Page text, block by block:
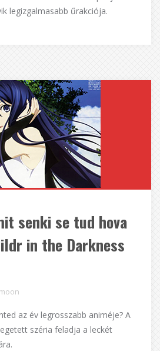
legizgalmasabb űrakciója.
senki se tud hova
in the Darkness
az év legrosszabb animéje? A
széria feladja a leckét